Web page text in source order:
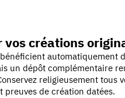
vos créations
automatiquement
un dépôt complémentaire
religieusement tous
preuves de création datées.